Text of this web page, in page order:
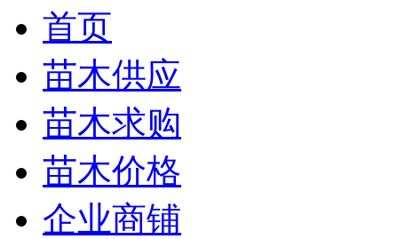
首页
苗木供应
苗木求购
苗木价格
企业商铺